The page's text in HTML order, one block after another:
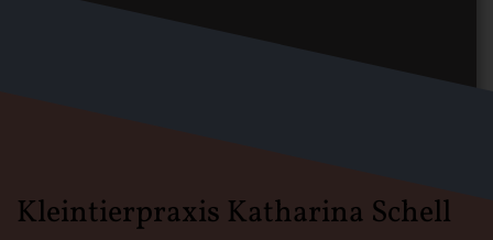
Kleintierpraxis Katharina Schell